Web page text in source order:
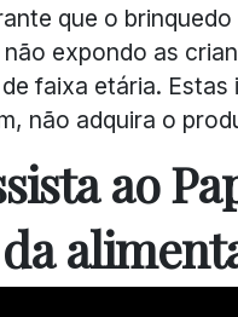
que o
não expondo as
faixa etária.
não adquira o
ao